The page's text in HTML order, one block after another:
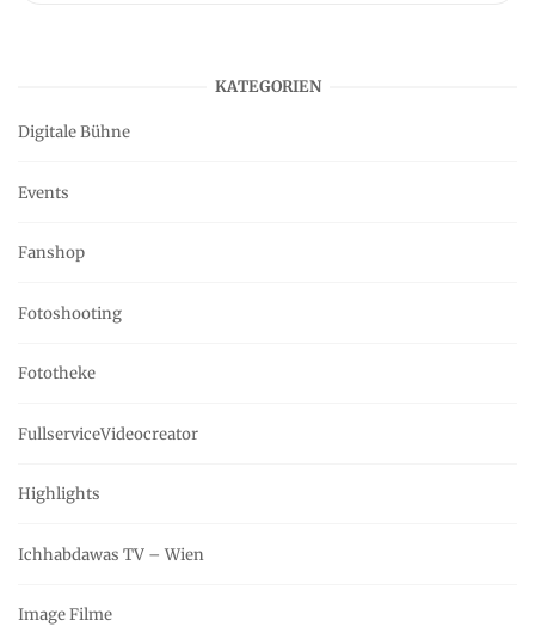
KATEGORIEN
Digitale Bühne
Events
Fanshop
Fotoshooting
Fototheke
FullserviceVideocreator
Highlights
Ichhabdawas TV – Wien
Image Filme